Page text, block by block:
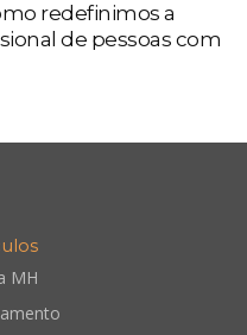
redefinimos a
de pessoas com
MH